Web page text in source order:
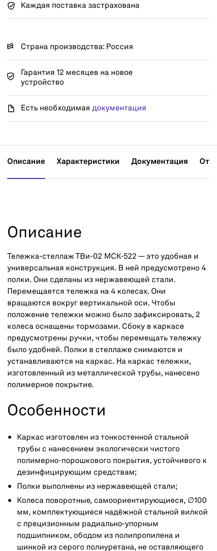
Каждая поставка застрахована
Страна производства: Россия
Гарантия 12 месяцев на новое
устройство
Есть необходимая документация
Описание Характеристики Документация
Описание
Тележка-стеллаж ТВи-02 МСК-522 — это удобная и
универсальная конструкция. В ней предусмотрено 4
полки. Они сделаны из нержавеющей стали.
Перемещается тележка на 4 колесах. Они
вращаются вокруг вертикальной оси. Чтобы
положение тележки можно было зафиксировать, 2
колеса оснащены тормозами. Сбоку в каркасе
предусмотрены ручки, чтобы перемещать тележку
было удобней. Полки в стеллаже снимаются и
устанавливаются на каркас. На каркас тележки,
изготовленный из металлической трубы, нанесено
полимерное покрытие.
Особенности
Каркас изготовлен из тонкостенной стальной
трубы с нанесением экологически чистого
полимерно-порошкового покрытия, устойчивого к
дезинфицирующим средствам;
Полки выполнены из нержавеющей стали;
Колеса поворотные, самоориентирующиеся, ∅100
мм, комплектующиеся надёжной стальной вилкой
с прецизионным радиально-упорным
подшипником, ободом из полипропилена и
шинкой из серого полиуретана, не оставляющего